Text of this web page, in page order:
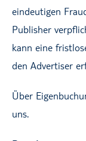
eindeutigen
Publisher
kann eine
den Advertiser
Über
uns.